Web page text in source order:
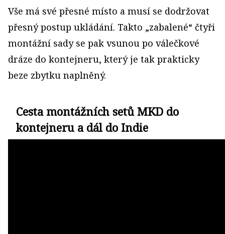
Vše má své přesné místo a musí se dodržovat
přesný postup ukládání. Takto „zabalené“ čtyři
montážní sady se pak vsunou po válečkové
dráze do kontejneru, který je tak prakticky
beze zbytku naplněný.
Cesta montážních setů MKD do
kontejneru a dál do Indie